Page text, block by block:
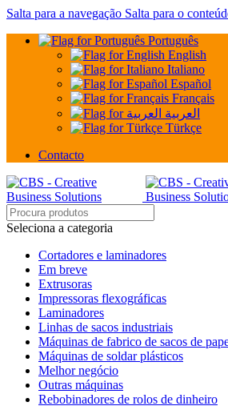
Salta para a navegação Salta para o
Português
English
Italiano
Español
Français
العربية
Türkçe
Contacto
Seleciona a categoria
Cortadores e laminadores
Em breve
Extrusoras
Impressoras flexográficas
Laminadores
Linhas de sacos industriais
Máquinas de fabrico de sacos de
Máquinas de soldar plásticos
Melhor negócio
Outras máquinas
Rebobinadores de rolos de dinheiro